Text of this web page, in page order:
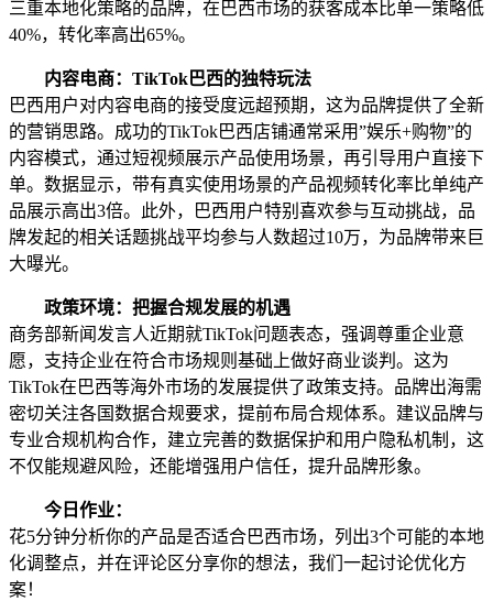
三重本地化策略的品牌，在巴西市场的获客成本比单一策略低
40%，转化率高出65%。
内容电商：TikTok巴西的独特玩法
巴西用户对内容电商的接受度远超预期，这为品牌提供了全新
的营销思路。成功的TikTok巴西店铺通常采用”娱乐+购物”的
内容模式，通过短视频展示产品使用场景，再引导用户直接下
单。数据显示，带有真实使用场景的产品视频转化率比单纯产
品展示高出3倍。此外，巴西用户特别喜欢参与互动挑战，品
牌发起的相关话题挑战平均参与人数超过10万，为品牌带来巨
大曝光。
政策环境：把握合规发展的机遇
商务部新闻发言人近期就TikTok问题表态，强调尊重企业意
愿，支持企业在符合市场规则基础上做好商业谈判。这为
TikTok在巴西等海外市场的发展提供了政策支持。品牌出海需
密切关注各国数据合规要求，提前布局合规体系。建议品牌与
专业合规机构合作，建立完善的数据保护和用户隐私机制，这
不仅能规避风险，还能增强用户信任，提升品牌形象。
今日作业：
花5分钟分析你的产品是否适合巴西市场，列出3个可能的本地
化调整点，并在评论区分享你的想法，我们一起讨论优化方
案！